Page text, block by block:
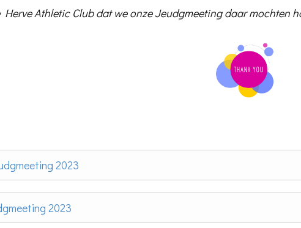
Herve Athletic Club dat we onze Jeudgmeeting daar mochten
2023
2023